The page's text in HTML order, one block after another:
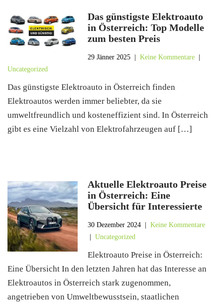
Das günstigste Elektroauto
in Österreich: Top Modelle
zum besten Preis
29 Jänner 2025 |Keine Kommentare
Uncategorized
Das günstigste Elektroauto in Österreich finden
Elektroautos werden immer beliebter, da sie
umweltfreundlich und kosteneffizient sind. In Österreich
gibt es eine Vielzahl von Elektrofahrzeugen auf […]
Aktuelle Elektroauto Preise
in Österreich: Eine
Übersicht für Interessierte
30 Dezember 2024 |Keine Kommentare
|Uncategorized
Elektroauto Preise in Österreich:
Eine Übersicht In den letzten Jahren hat das Interesse an
Elektroautos in Österreich stark zugenommen,
angetrieben von Umweltbewusstsein, staatlichen